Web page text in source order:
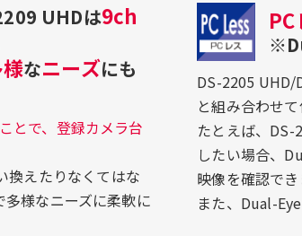
UHDは9ch
なニーズにも
とで、登録カメラ台
換えたりなくてはな
様なニーズに柔軟に
PC
DS-2205 UHD/
と組み合わせて
たとえば、
したい場合、
映像を確認でき
また、Dual-